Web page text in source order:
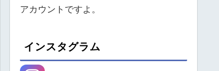
アカウントですよ。
インスタグラム